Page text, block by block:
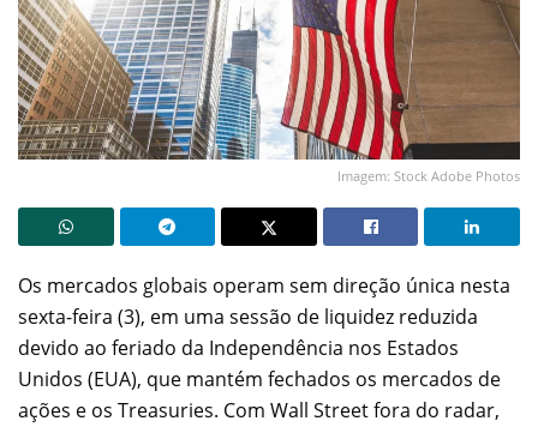
Imagem: Stock Adobe Photos
Os mercados globais operam sem direção única nesta
sexta-feira (3), em uma sessão de liquidez reduzida
devido ao feriado da Independência nos Estados
Unidos (EUA), que mantém fechados os mercados de
ações e os Treasuries. Com Wall Street fora do radar,